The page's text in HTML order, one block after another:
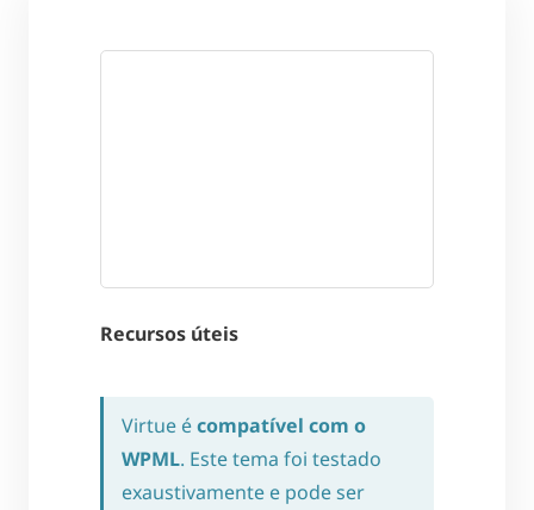
Recursos úteis
Virtue écompatível com o
WPML. Este tema foi testado
exaustivamente e pode ser